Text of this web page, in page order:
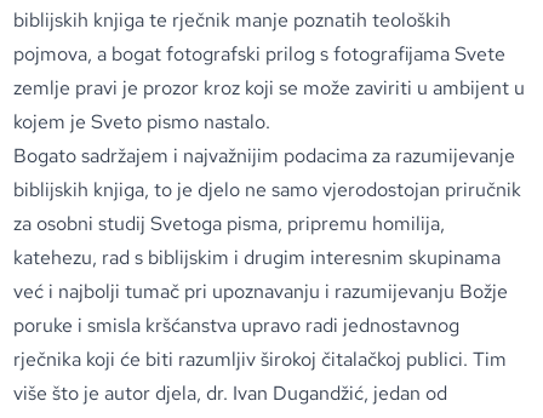
biblijskih knjiga te rječnik manje poznatih teoloških
pojmova, a bogat fotografski prilog s fotografijama Svete
zemlje pravi je prozor kroz koji se može zaviriti u ambijent u
kojem je Sveto pismo nastalo.
Bogato sadržajem i najvažnijim podacima za razumijevanje
biblijskih knjiga, to je djelo ne samo vjerodostojan priručnik
za osobni studij Svetoga pisma, pripremu homilija,
katehezu, rad s biblijskim i drugim interesnim skupinama
već i najbolji tumač pri upoznavanju i razumijevanju Božje
poruke i smisla kršćanstva upravo radi jednostavnog
rječnika koji će biti razumljiv širokoj čitalačkoj publici. Tim
više što je autor djela, dr. Ivan Dugandžić, jedan od